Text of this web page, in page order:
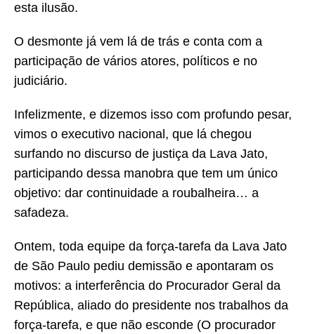
esta ilusão.
O desmonte já vem lá de trás e conta com a
participação de vários atores, políticos e no
judiciário.
Infelizmente, e dizemos isso com profundo pesar,
vimos o executivo nacional, que lá chegou
surfando no discurso de justiça da Lava Jato,
participando dessa manobra que tem um único
objetivo: dar continuidade a roubalheira… a
safadeza.
Ontem, toda equipe da força-tarefa da Lava Jato
de São Paulo pediu demissão e apontaram os
motivos: a interferência do Procurador Geral da
República, aliado do presidente nos trabalhos da
força-tarefa, e que não esconde (O procurador